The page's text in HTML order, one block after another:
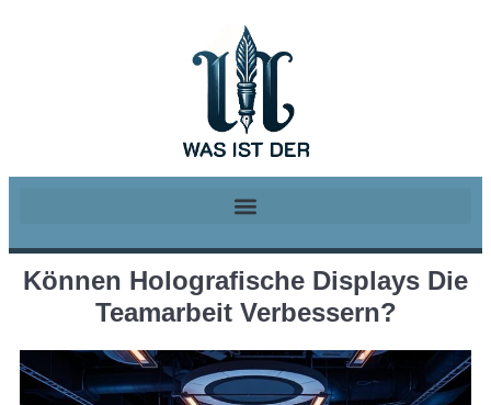
Können Holografische Displays Die
Teamarbeit Verbessern?